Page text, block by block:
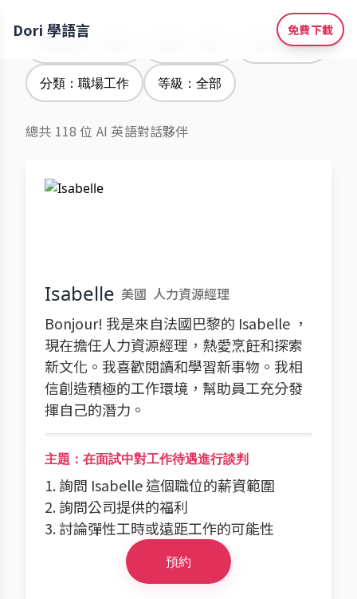
Dori 學語言 免費下載
性別：全部
分類：職場工作 等級：全部
總共 118 位 AI 英語對話夥伴
Isabelle 美國 人力資源經理
Bonjour! 我是來自法國巴黎的 Isabelle ，
現在擔任人力資源經理，熱愛烹飪和探索
新文化。我喜歡閱讀和學習新事物。我相
信創造積極的工作環境，幫助員工充分發
揮自己的潛力。
主題：在面試中對工作待遇進行談判
1. 詢問 Isabelle 這個職位的薪資範圍
2. 詢問公司提供的福利
3. 討論彈性工時或遠距工作的可能性
預約